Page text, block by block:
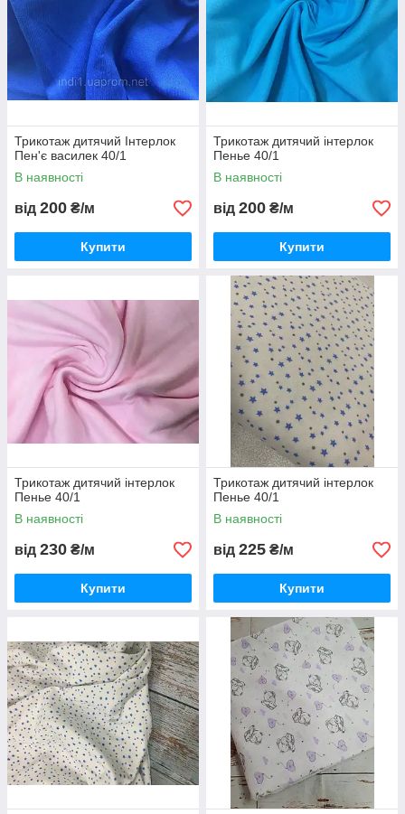
Трикотаж дитячий Інтерлок
Пен'є василек 40/1
В наявності
від 200 ₴/м
Купити
Трикотаж дитячий інтерлок
Пенье 40/1
В наявності
від 200 ₴/м
Купити
Трикотаж дитячий інтерлок
Пенье 40/1
В наявності
від 230 ₴/м
Купити
Трикотаж дитячий інтерлок
Пенье 40/1
В наявності
від 225 ₴/м
Купити